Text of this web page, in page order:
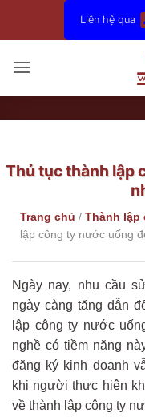
dung
Liên hệ qua
Thủ tục thành lập
Trang chủ / Thành
lập công ty nước uống
Ngày nay, nhu cầu
ngày càng tăng dẫn
lập công ty nước
nghề có tiềm năng
đăng ký kinh doanh
khi người thực hiện
về thành lập công ty